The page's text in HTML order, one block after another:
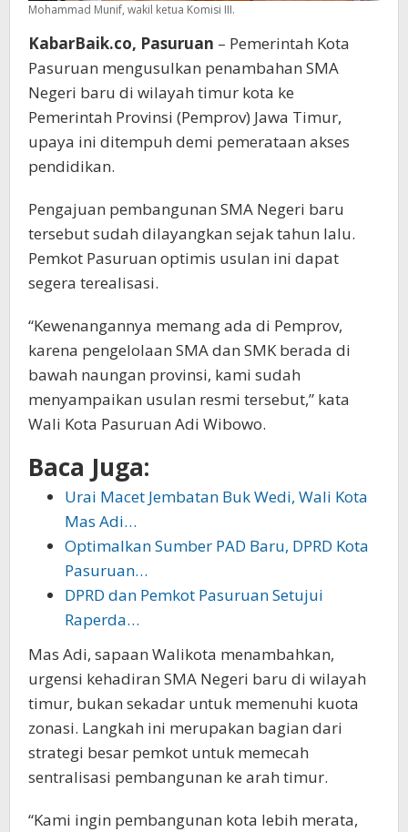
Mohammad Munif, wakil ketua Komisi III.
KabarBaik.co, Pasuruan – Pemerintah Kota
Pasuruan mengusulkan penambahan SMA
Negeri baru di wilayah timur kota ke
Pemerintah Provinsi (Pemprov) Jawa Timur,
upaya ini ditempuh demi pemerataan akses
pendidikan.
Pengajuan pembangunan SMA Negeri baru
tersebut sudah dilayangkan sejak tahun lalu.
Pemkot Pasuruan optimis usulan ini dapat
segera terealisasi.
“Kewenangannya memang ada di Pemprov,
karena pengelolaan SMA dan SMK berada di
bawah naungan provinsi, kami sudah
menyampaikan usulan resmi tersebut,” kata
Wali Kota Pasuruan Adi Wibowo.
Baca Juga:
Urai Macet Jembatan Buk Wedi, Wali Kota
Mas Adi…
Optimalkan Sumber PAD Baru, DPRD Kota
Pasuruan…
DPRD dan Pemkot Pasuruan Setujui
Raperda…
Mas Adi, sapaan Walikota menambahkan,
urgensi kehadiran SMA Negeri baru di wilayah
timur, bukan sekadar untuk memenuhi kuota
zonasi. Langkah ini merupakan bagian dari
strategi besar pemkot untuk memecah
sentralisasi pembangunan ke arah timur.
“Kami ingin pembangunan kota lebih merata,